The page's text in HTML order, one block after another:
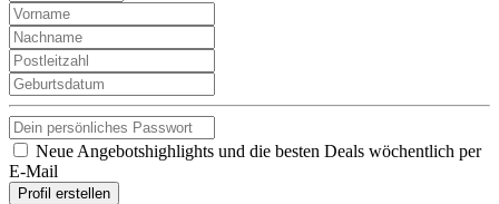
Neue Angebotshighlights und die besten Deals wöchentlich per
E-Mail
Profil erstellen